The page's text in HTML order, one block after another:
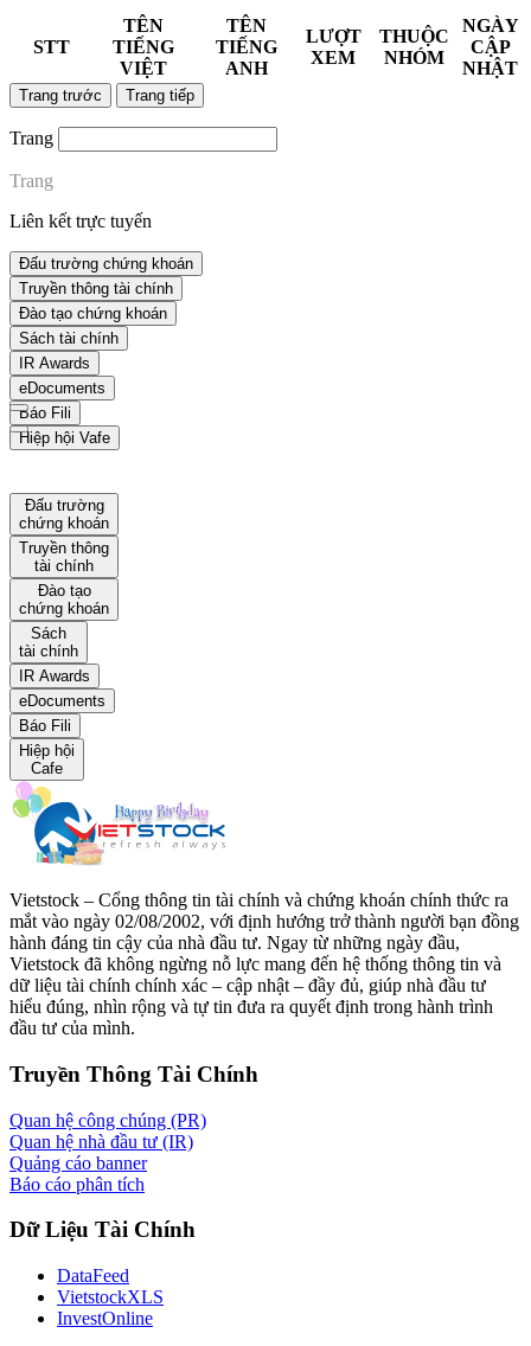
STT
TÊN
TIẾNG
VIỆT
TÊN
TIẾNG
ANH
LƯỢT
XEM
THUỘC
NHÓM
NGÀY
CẬP
NHẬT
Trang trước Trang tiếp
Trang
Trang
Liên kết trực tuyến
Đấu trường chứng khoán
Truyền thông tài chính
Đào tạo chứng khoán
Sách tài chính
IR Awards
eDocuments
Báo Fili
Hiệp hội Vafe
Đấu trường
chứng khoán
Truyền thông
tài chính
Đào tạo
chứng khoán
Sách
tài chính
IR Awards
eDocuments
Báo Fili
Hiệp hội
Cafe
Vietstock – Cổng thông tin tài chính và chứng khoán chính thức ra
mắt vào ngày 02/08/2002, với định hướng trở thành người bạn đồng
hành đáng tin cậy của nhà đầu tư. Ngay từ những ngày đầu,
Vietstock đã không ngừng nỗ lực mang đến hệ thống thông tin và
dữ liệu tài chính chính xác – cập nhật – đầy đủ, giúp nhà đầu tư
hiểu đúng, nhìn rộng và tự tin đưa ra quyết định trong hành trình
đầu tư của mình.
Truyền Thông Tài Chính
Quan hệ công chúng (PR)
Quan hệ nhà đầu tư (IR)
Quảng cáo banner
Báo cáo phân tích
Dữ Liệu Tài Chính
DataFeed
VietstockXLS
InvestOnline